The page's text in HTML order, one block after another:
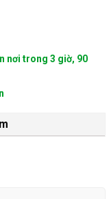
nơi trong 3 giờ, 90